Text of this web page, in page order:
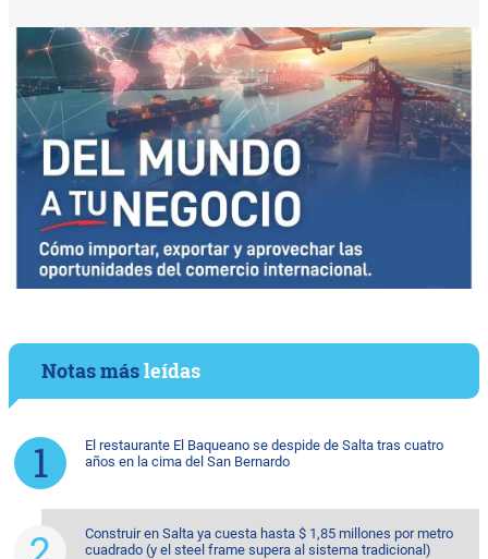
Notas másleídas
El restaurante El Baqueano se despide de Salta tras cuatro
años en la cima del San Bernardo
Construir en Salta ya cuesta hasta $ 1,85 millones por metro
cuadrado (y el steel frame supera al sistema tradicional)